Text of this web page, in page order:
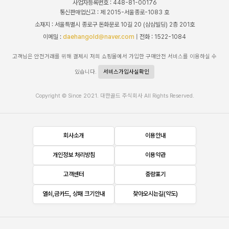
사업자등록번호 : 448-81-00176
통신판매업신고 : 제 2015-서울종로-1083 호
소재지 : 서울특별시 종로구 돈화문로 10길 20 (삼삼빌딩) 2층 201호
이메일 : daehangold@naver.com | 전화 : 1522-1084
고객님은 안전거래를 위해 결제시 저희 쇼핑몰에서 가입한 구매안전 서비스를 이용하실 수
있습니다. 서비스가입사실확인
Copyright © Since 2021. 대한골드 주식회사 All Rights Reserved.
회사소개 이용안내
개인정보 처리방침 이용약관
고객센터 중량표기
열쇠,금카드, 상패 크기안내 찾아오시는길(약도)